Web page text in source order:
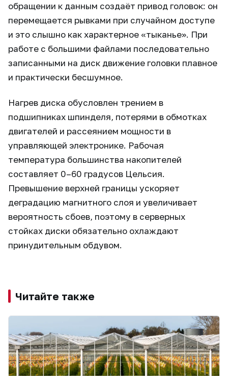
обращении к данным создаёт привод головок: он
перемещается рывками при случайном доступе
и это слышно как характерное «тыканье». При
работе с большими файлами последовательно
записанными на диск движение головки плавное
и практически бесшумное.
Нагрев диска обусловлен трением в
подшипниках шпинделя, потерями в обмотках
двигателей и рассеянием мощности в
управляющей электронике. Рабочая
температура большинства накопителей
составляет 0–60 градусов Цельсия.
Превышение верхней границы ускоряет
деградацию магнитного слоя и увеличивает
вероятность сбоев, поэтому в серверных
стойках диски обязательно охлаждают
принудительным обдувом.
Читайте также